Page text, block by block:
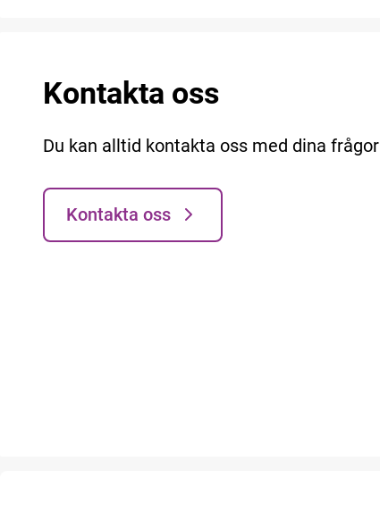
Kontakta oss
Du kan alltid kontakta oss med dina frågor
Kontakta oss